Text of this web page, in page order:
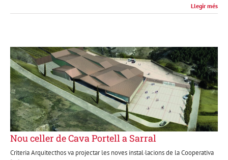
Llegir més
Nou celler de Cava Portell a Sarral
Criteria Arquitecthos va projectar les noves instal·lacions de la Cooperativa